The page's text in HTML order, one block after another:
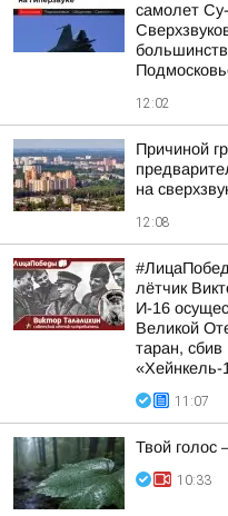
самолет
12:02
Причиной
на
12:08
лётчик
И-16
Великой
таран,
«Хейнкель-
11:07
Твой голос
10:33